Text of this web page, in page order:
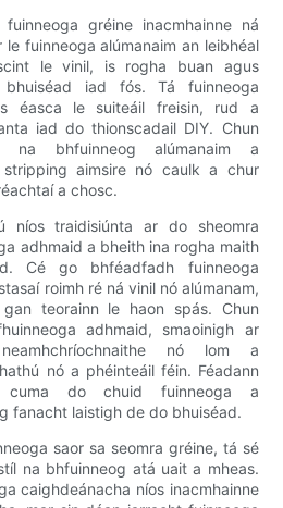
gréine inacmhainne ná
fuinneoga alúmanaim an leibhéal
le vinil, is rogha buan agus
bhuiséad iad fós. Tá fuinneoga
éasca le suiteáil freisin, rud a
iad do thionscadail DIY. Chun
na bhfuinneog alúmanaim a
aimsire nó caulk a chur
a chosc.
níos traidisiúnta ar do sheomra
adhmaid a bheith ina rogha maith
Cé go bhféadfadh fuinneoga
roimh ré ná vinil nó alúmanam,
teorainn le haon spás. Chun
adhmaid, smaoinigh ar
nó lom a
nó a phéinteáil féin. Féadann
do chuid fuinneoga a
fanacht laistigh de do bhuiséad.
saor sa seomra gréine, tá sé
na bhfuinneog atá uait a mheas.
caighdeánacha níos inacmhainne